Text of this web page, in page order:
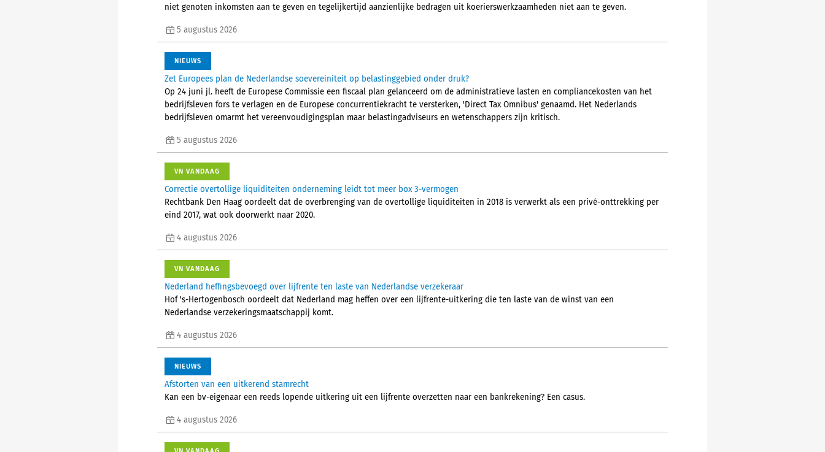
niet genoten inkomsten aan te geven en tegelijkertijd aanzienlijke bedragen uit koerierswerkzaamheden niet aan te geven.
5 augustus 2026
NIEUWS
Zet Europees plan de Nederlandse soevereiniteit op belastinggebied onder druk?
Op 24 juni jl. heeft de Europese Commissie een fiscaal plan gelanceerd om de administratieve lasten en compliancekosten van het
bedrijfsleven fors te verlagen en de Europese concurrentiekracht te versterken, 'Direct Tax Omnibus' genaamd. Het Nederlands
bedrijfsleven omarmt het vereenvoudigingsplan maar belastingadviseurs en wetenschappers zijn kritisch.
5 augustus 2026
VN VANDAAG
Correctie overtollige liquiditeiten onderneming leidt tot meer box 3-vermogen
Rechtbank Den Haag oordeelt dat de overbrenging van de overtollige liquiditeiten in 2018 is verwerkt als een privé-onttrekking per
eind 2017, wat ook doorwerkt naar 2020.
4 augustus 2026
VN VANDAAG
Nederland heffingsbevoegd over lijfrente ten laste van Nederlandse verzekeraar
Hof 's-Hertogenbosch oordeelt dat Nederland mag heffen over een lijfrente-uitkering die ten laste van de winst van een
Nederlandse verzekeringsmaatschappij komt.
4 augustus 2026
NIEUWS
Afstorten van een uitkerend stamrecht
Kan een bv-eigenaar een reeds lopende uitkering uit een lijfrente overzetten naar een bankrekening? Een casus.
4 augustus 2026